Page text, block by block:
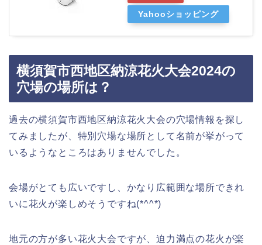
Yahooショッピング
横須賀市西地区納涼花火大会2024の
穴場の場所は？
過去の横須賀市西地区納涼花火大会の穴場情報を探し
てみましたが、特別穴場な場所として名前が挙がって
いるようなところはありませんでした。
会場がとても広いですし、かなり広範囲な場所できれ
いに花火が楽しめそうですね(*^^*)
地元の方が多い花火大会ですが、迫力満点の花火が楽